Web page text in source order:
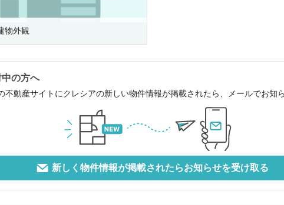
物外観
の方へ
不動産サイトにクレシアの新しい物件情報が掲載されたら、メールでお知
新しく物件情報が掲載されたらお知らせを受け取る